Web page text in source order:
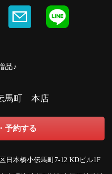
品♪
馬町 本店
予約する
日本橋小伝馬町7-12 KDビル1F